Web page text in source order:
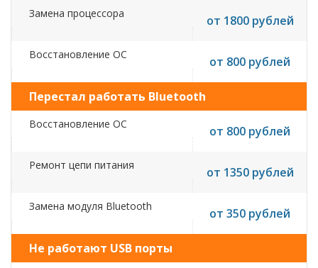
Замена процессора от 1800 рублей
Восстановление ОС от 800 рублей
Перестал работать Bluetooth
Восстановление ОС от 800 рублей
Ремонт цепи питания от 1350 рублей
Замена модуля Bluetooth от 350 рублей
Не работают USB порты